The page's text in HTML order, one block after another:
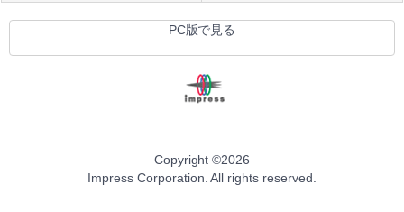
PC版で見る
Copyright ©2026
Impress Corporation. All rights reserved.